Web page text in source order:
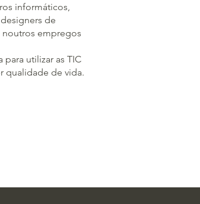
informáticos,
de
empregos
utilizar as TIC
qualidade de vida.